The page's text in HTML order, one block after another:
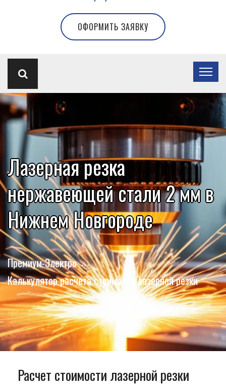
ОФОРМИТЬ ЗАЯВКУ
Лазерная резка
нержавеющей стали 2 мм в
Нижнем Новгороде
Премиум-Электро
Калькулятор расчета стоимости лазерной резки
Расчет стоимости лазерной резки